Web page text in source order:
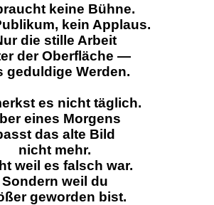
keine Bühne.
kein Applaus.
die stille Arbeit
der Oberfläche —
geduldige Werden.
es nicht täglich.
eines Morgens
das alte Bild
nicht mehr.
weil es falsch war.
Sondern weil du
geworden bist.